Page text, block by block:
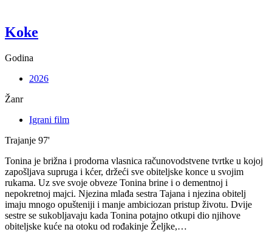
Koke
Godina
2026
Žanr
Igrani film
Trajanje 97'
Tonina je brižna i prodorna vlasnica računovodstvene tvrtke u kojoj
zapošljava supruga i kćer, držeći sve obiteljske konce u svojim
rukama. Uz sve svoje obveze Tonina brine i o dementnoj i
nepokretnoj majci. Njezina mlađa sestra Tajana i njezina obitelj
imaju mnogo opušteniji i manje ambiciozan pristup životu. Dvije
sestre se sukobljavaju kada Tonina potajno otkupi dio njihove
obiteljske kuće na otoku od rođakinje Željke,…